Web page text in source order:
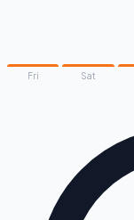
Fri Sat